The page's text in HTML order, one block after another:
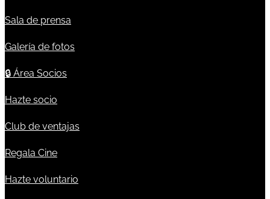
Sala de prensa
Galería de fotos
🔒 Área Socios
Hazte socio
Club de ventajas
Regala Cine
Hazte voluntario